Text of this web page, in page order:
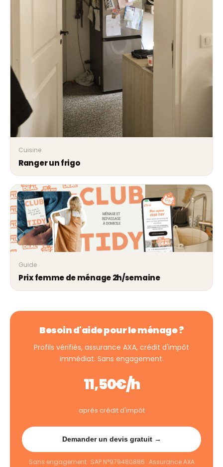
Cuisine
Ranger un frigo
Guide
Prix femme de ménage 2h/semaine
Besoin d'aide pour le ménage ?
Profils vérifiés, assurance AXA, crédit d'impôt
immédiat. Sans engagement.
11,50€/h
après crédit d'impôt
Demander un devis gratuit →
Sans engagement · SAP N°979480886 · Assurance AXA